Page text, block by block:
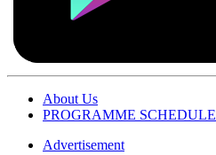
About Us
PROGRAMME SCHEDULE
Advertisement